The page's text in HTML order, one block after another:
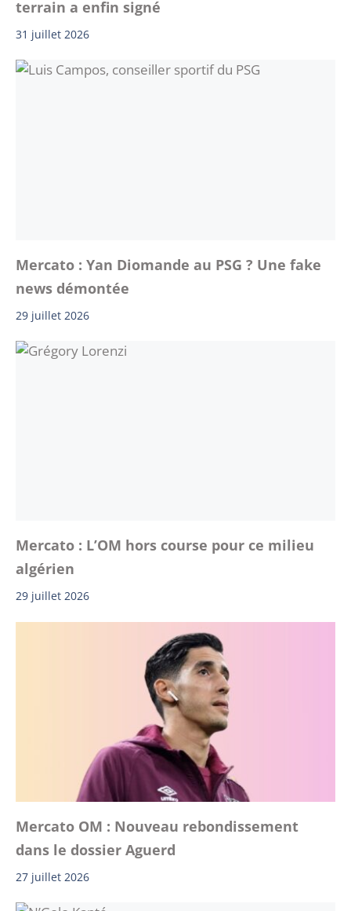
terrain a enfin signé
31 juillet 2026
Mercato : Yan Diomande au PSG ? Une fake
news démontée
29 juillet 2026
Mercato : L’OM hors course pour ce milieu
algérien
29 juillet 2026
Mercato OM : Nouveau rebondissement
dans le dossier Aguerd
27 juillet 2026